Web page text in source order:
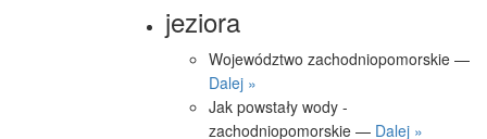
jeziora
Województwo zachodniopomorskie —
Dalej »
Jak powstały wody -
zachodniopomorskie — Dalej »